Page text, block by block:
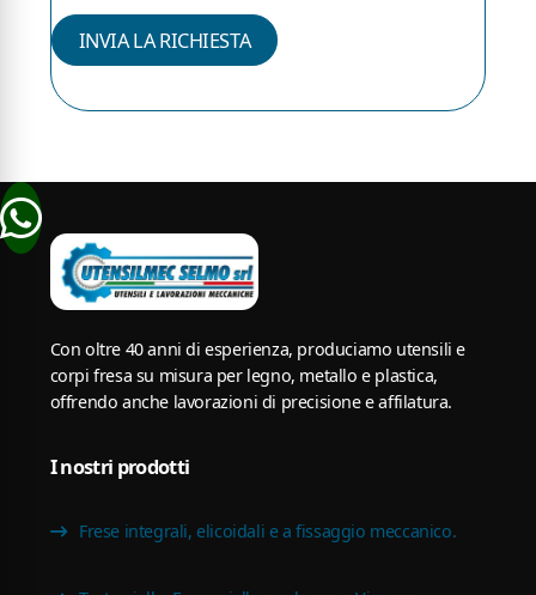
INVIA LA RICHIESTA
Con oltre 40 anni di esperienza, produciamo utensili e
corpi fresa su misura per legno, metallo e plastica,
offrendo anche lavorazioni di precisione e affilatura.
I nostri prodotti
Frese integrali, elicoidali e a fissaggio meccanico.